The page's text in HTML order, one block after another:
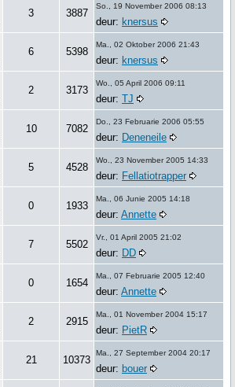
3 3887
So., 19 November 2006 08:13
deur: knersus
6 5398
Ma., 02 Oktober 2006 21:43
deur: knersus
2 3173
Wo., 05 April 2006 09:11
deur: TJ
10 7082
Do., 23 Februarie 2006 05:55
deur: Deneneile
5 4528
Wo., 23 November 2005 14:33
deur: Fellatiotrapper
0 1933
Ma., 06 Junie 2005 14:18
deur: Annette
7 5502
Vr., 01 April 2005 21:02
deur: DD
0 1654
Ma., 07 Februarie 2005 12:40
deur: Annette
2 2915
Ma., 01 November 2004 15:17
deur: PietR
21 10373
Ma., 27 September 2004 20:17
deur: bouer